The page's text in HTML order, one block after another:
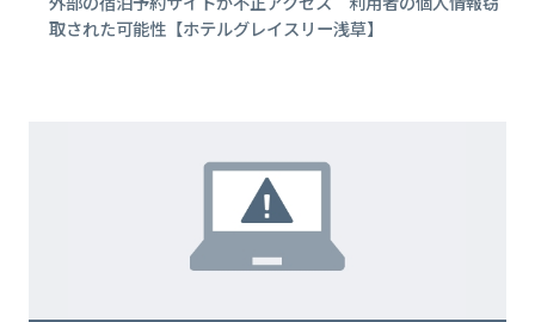
取された可能性【ホテルグレイスリー浅草】